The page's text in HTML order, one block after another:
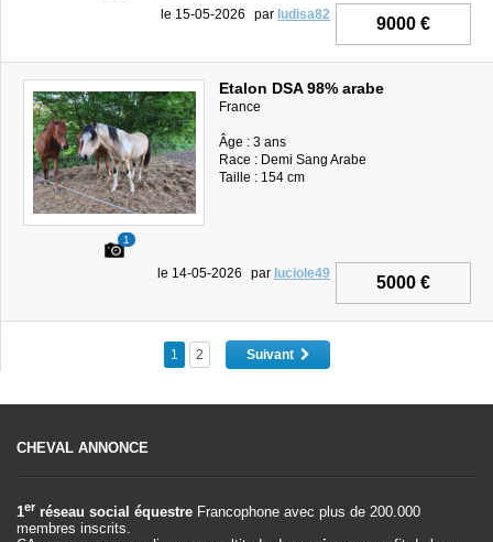
9000 €
le 15-05-2026 par ludisa82
1
Etalon DSA 98% arabe
France
Âge : 3 ans
Race : Demi Sang Arabe
Taille : 154 cm
5000 €
le 14-05-2026 par luciole49
1 2 Suivant
CHEVAL ANNONCE
1er réseau social équestre Francophone avec plus de 200.000
membres inscrits.